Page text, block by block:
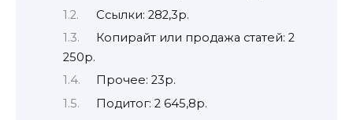
Ссылки: 282,3р.
Копирайт или продажа статей: 2
250р.
Прочее: 23р.
Подитог: 2 645,8р.